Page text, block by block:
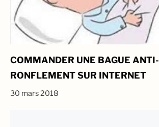
COMMANDER UNE BAGUE ANTI-
RONFLEMENT SUR INTERNET
30 mars 2018